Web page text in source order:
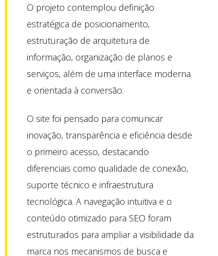
O projeto contemplou definição
estratégica de posicionamento,
estruturação de arquitetura de
informação, organização de planos e
serviços, além de uma interface moderna
e orientada à conversão.
O site foi pensado para comunicar
inovação, transparência e eficiência desde
o primeiro acesso, destacando
diferenciais como qualidade de conexão,
suporte técnico e infraestrutura
tecnológica. A navegação intuitiva e o
conteúdo otimizado para SEO foram
estruturados para ampliar a visibilidade da
marca nos mecanismos de busca e